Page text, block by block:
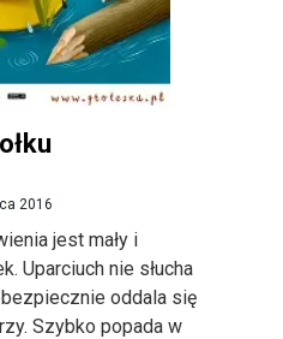
2016
jest mały i
Uparciuch nie słucha
oddala się
Szybko popada w